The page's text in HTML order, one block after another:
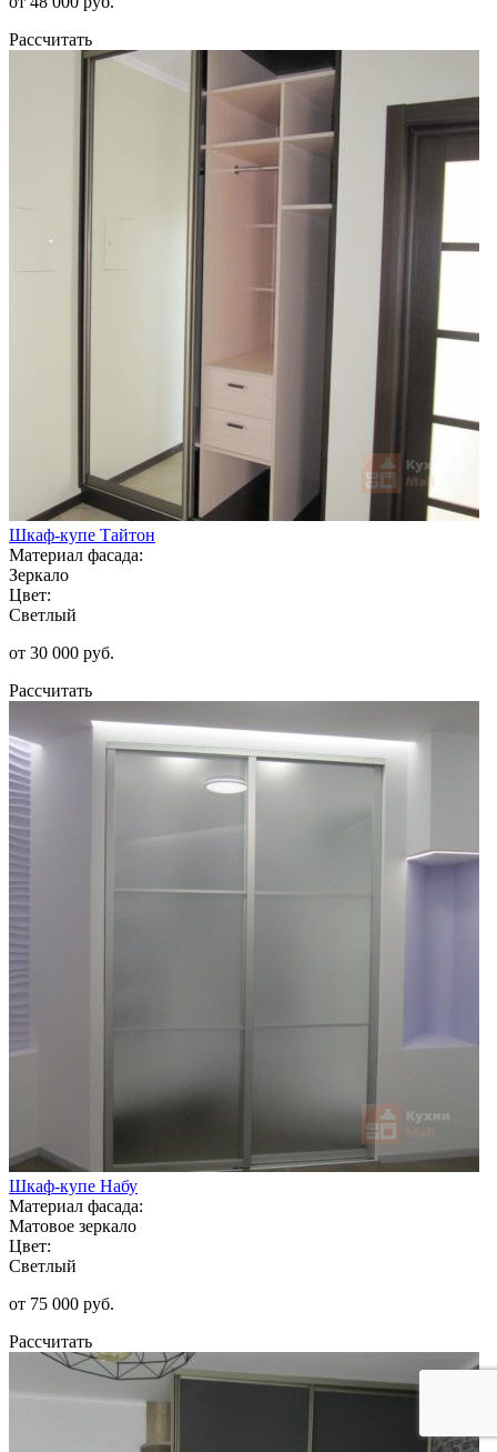
Рассчитать
Шкаф-купе Тайтон
Материал фасада:
Зеркало
Цвет:
Светлый
от 30 000 руб.
Рассчитать
Шкаф-купе Набу
Материал фасада:
Матовое зеркало
Цвет:
Светлый
от 75 000 руб.
Рассчитать